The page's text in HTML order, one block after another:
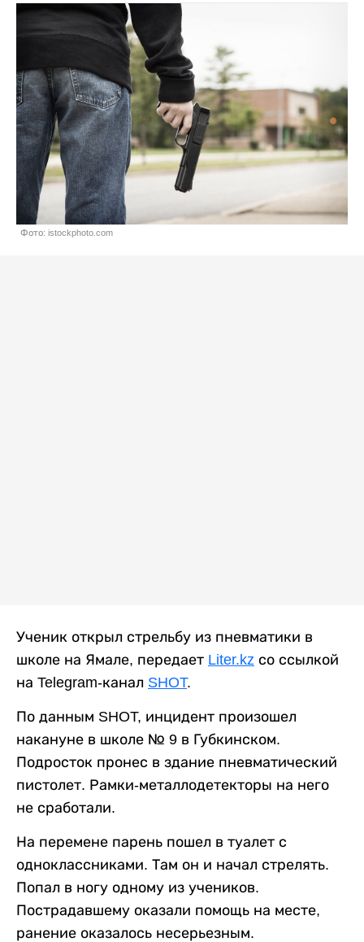
Фото: istockphoto.com
Ученик открыл стрельбу из пневматики в
школе на Ямале, передает Liter.kz со ссылкой
на Telegram-канал SHOT.
По данным SHOT, инцидент произошел
накануне в школе № 9 в Губкинском.
Подросток пронес в здание пневматический
пистолет. Рамки-металлодетекторы на него
не сработали.
На перемене парень пошел в туалет с
одноклассниками. Там он и начал стрелять.
Попал в ногу одному из учеников.
Пострадавшему оказали помощь на месте,
ранение оказалось несерьезным.